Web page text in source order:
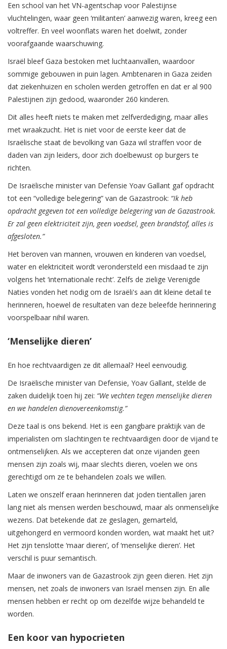
Een school van het VN-agentschap voor Palestijnse
vluchtelingen, waar geen ‘militanten’ aanwezig waren, kreeg een
voltreffer. En veel woonflats waren het doelwit, zonder
voorafgaande waarschuwing.
Israël bleef Gaza bestoken met luchtaanvallen, waardoor
sommige gebouwen in puin lagen. Ambtenaren in Gaza zeiden
dat ziekenhuizen en scholen werden getroffen en dat er al 900
Palestijnen zijn gedood, waaronder 260 kinderen.
Dit alles heeft niets te maken met zelfverdediging, maar alles
met wraakzucht. Het is niet voor de eerste keer dat de
Israëlische staat de bevolking van Gaza wil straffen voor de
daden van zijn leiders, door zich doelbewust op burgers te
richten.
De Israëlische minister van Defensie Yoav Gallant gaf opdracht
tot een “volledige belegering” van de Gazastrook: “Ik heb
opdracht gegeven tot een volledige belegering van de Gazastrook.
Er zal geen elektriciteit zijn, geen voedsel, geen brandstof, alles is
afgesloten.”
Het beroven van mannen, vrouwen en kinderen van voedsel,
water en elektriciteit wordt verondersteld een misdaad te zijn
volgens het ‘internationale recht’. Zelfs de zielige Verenigde
Naties vonden het nodig om de Israëli's aan dit kleine detail te
herinneren, hoewel de resultaten van deze beleefde herinnering
voorspelbaar nihil waren.
‘Menselijke dieren’
En hoe rechtvaardigen ze dit allemaal? Heel eenvoudig.
De Israëlische minister van Defensie, Yoav Gallant, stelde de
zaken duidelijk toen hij zei: “We vechten tegen menselijke dieren
en we handelen dienovereenkomstig.”
Deze taal is ons bekend. Het is een gangbare praktijk van de
imperialisten om slachtingen te rechtvaardigen door de vijand te
ontmenselijken. Als we accepteren dat onze vijanden geen
mensen zijn zoals wij, maar slechts dieren, voelen we ons
gerechtigd om ze te behandelen zoals we willen.
Laten we onszelf eraan herinneren dat joden tientallen jaren
lang niet als mensen werden beschouwd, maar als onmenselijke
wezens. Dat betekende dat ze geslagen, gemarteld,
uitgehongerd en vermoord konden worden, wat maakt het uit?
Het zijn tenslotte ‘maar dieren’, of ‘menselijke dieren’. Het
verschil is puur semantisch.
Maar de inwoners van de Gazastrook zijn geen dieren. Het zijn
mensen, net zoals de inwoners van Israël mensen zijn. En alle
mensen hebben er recht op om dezelfde wijze behandeld te
worden.
Een koor van hypocrieten